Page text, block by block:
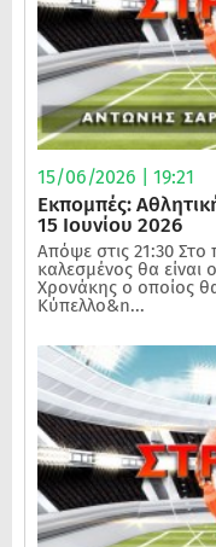
15/06/2026 | 19:21
Εκπομπές:
15 Ιουνίου 2026
Απόψε στις 21:30
καλεσμένος θα
Χρονάκης ο οποίος
Κύπελλο&n...